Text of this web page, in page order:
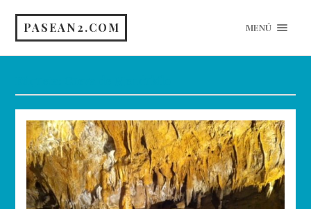
PASEAN2.COM MENÚ